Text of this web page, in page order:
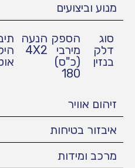
מנוע וביצועים
סוג
דלק
בנזין
הספק
מירבי
(כ"ס)
180
הנעה
4X2
זיהום אוויר
איבזור בטיחות
מרכב ומידות